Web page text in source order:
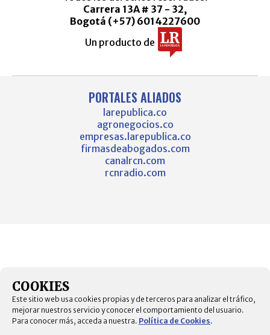
Carrera 13A # 37 - 32,
Bogotá (+57) 6014227600
Un producto de
PORTALES ALIADOS
larepublica.co
agronegocios.co
empresas.larepublica.co
firmasdeabogados.com
canalrcn.com
rcnradio.com
COOKIES
Este sitio web usa cookies propias y de terceros para analizar el tráfico,
mejorar nuestros servicio y conocer el comportamiento del usuario.
Para conocer más, acceda a nuestra. Política de Cookies.